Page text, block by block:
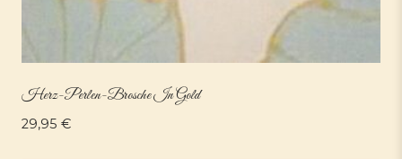
Herz-Perlen-Brosche In Gold
29,95 €